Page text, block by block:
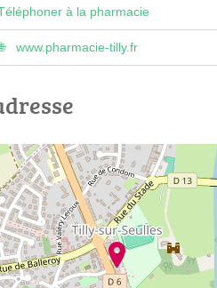
à la pharmacie
www.pharmacie-tilly.fr